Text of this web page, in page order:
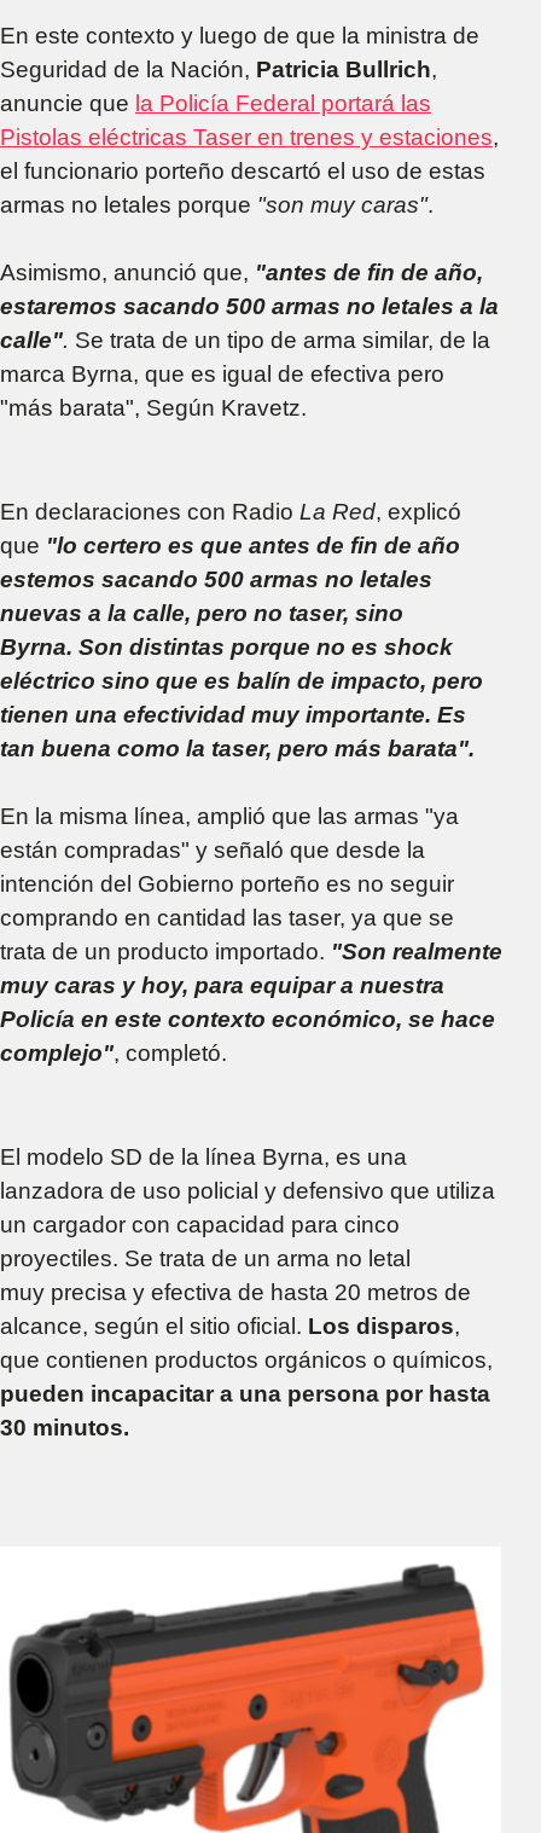
En este contexto y luego de que la ministra de
Seguridad de la Nación, Patricia Bullrich,
anuncie que la Policía Federal portará las
Pistolas eléctricas Taser en trenes y estaciones,
el funcionario porteño descartó el uso de estas
armas no letales porque "son muy caras".
Asimismo, anunció que, "antes de fin de año,
estaremos sacando 500 armas no letales a la
calle". Se trata de un tipo de arma similar, de la
marca Byrna, que es igual de efectiva pero
"más barata", Según Kravetz.
En declaraciones con Radio La Red, explicó
que "lo certero es que antes de fin de año
estemos sacando 500 armas no letales
nuevas a la calle, pero no taser, sino
Byrna. Son distintas porque no es shock
eléctrico sino que es balín de impacto, pero
tienen una efectividad muy importante. Es
tan buena como la taser, pero más barata".
En la misma línea, amplió que las armas "ya
están compradas" y señaló que desde la
intención del Gobierno porteño es no seguir
comprando en cantidad las taser, ya que se
trata de un producto importado. "Son realmente
muy caras y hoy, para equipar a nuestra
Policía en este contexto económico, se hace
complejo", completó.
El modelo SD de la línea Byrna, es una
lanzadora de uso policial y defensivo que utiliza
un cargador con capacidad para cinco
proyectiles. Se trata de un arma no letal
muy precisa y efectiva de hasta 20 metros de
alcance, según el sitio oficial. Los disparos,
que contienen productos orgánicos o químicos,
pueden incapacitar a una persona por hasta
30 minutos.